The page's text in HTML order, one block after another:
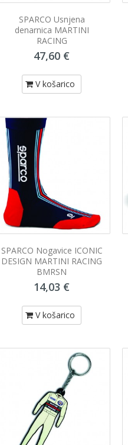
SPARCO Usnjena
denarnica MARTINI
RACING
47,60 €
V košarico
SPARCO Nogavice ICONIC
DESIGN MARTINI RACING
BMRSN
14,03 €
V košarico